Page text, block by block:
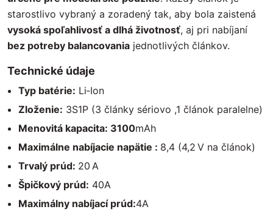
starostlivo vybraný a zoradený tak, aby bola zaistená
vysoká spoľahlivosť a dlhá životnosť, aj pri nabíjaní
bez potreby balancovania jednotlivých článkov.
Technické údaje
Typ batérie: Li‑Ion
Zloženie: 3S1P (3 články sériovo ,1 článok paralelne)
Menovitá kapacita: 3100mAh
Maximálne nabíjacie napätie : 8,4 (4,2 V na článok)
Trvalý prúd: 20 A
Špičkový prúd: 40A
Maximálny nabíjací prúd:4A